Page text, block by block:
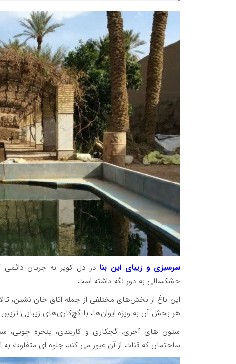
سرسبزی و زیبای این بنا در دل کویر به جریان
خشکسالی به دور نگه داشته است.
هر بخش آن به ویژه ایوان‌ها، با گچ‌کاری‌های زیبایی تزیین
ستون های آجری، گچکاری و کاربندی، پنجره چوبی،
ساختمان که قنات از آن عبور می کند، جلوه ای متفاوت